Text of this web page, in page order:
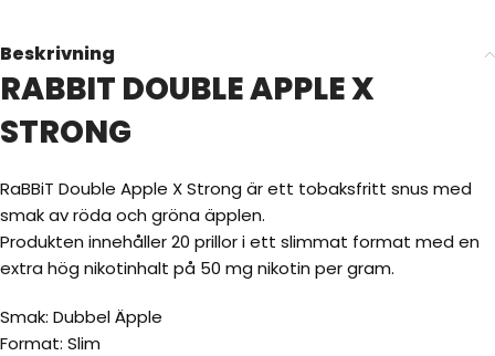
Beskrivning
RABBIT DOUBLE APPLE X
STRONG
RaBBiT Double Apple X Strong är ett tobaksfritt snus med
smak av röda och gröna äpplen.
Produkten innehåller 20 prillor i ett slimmat format med en
extra hög nikotinhalt på 50 mg nikotin per gram.
Smak: Dubbel Äpple
Format: Slim